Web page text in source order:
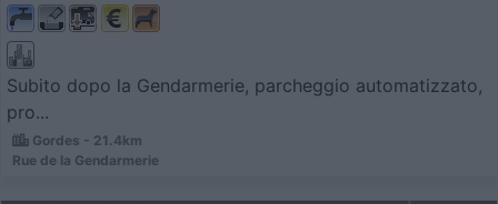
Subito dopo la Gendarmerie, parcheggio automatizzato,
pro...
Gordes - 21.4km
Rue de la Gendarmerie